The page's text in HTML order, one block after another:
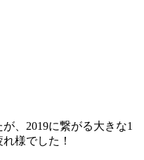
、2019に繋がる大きな1
様でした！